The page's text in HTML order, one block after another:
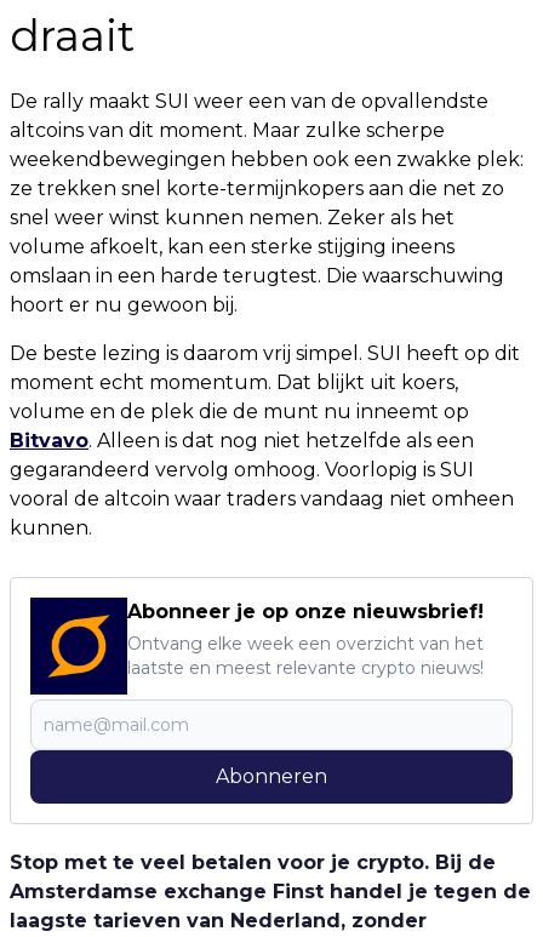
draait
De rally maakt SUI weer een van de opvallendste
altcoins van dit moment. Maar zulke scherpe
weekendbewegingen hebben ook een zwakke plek:
ze trekken snel korte-termijnkopers aan die net zo
snel weer winst kunnen nemen. Zeker als het
volume afkoelt, kan een sterke stijging ineens
omslaan in een harde terugtest. Die waarschuwing
hoort er nu gewoon bij.
De beste lezing is daarom vrij simpel. SUI heeft op dit
moment echt momentum. Dat blijkt uit koers,
volume en de plek die de munt nu inneemt op
Bitvavo. Alleen is dat nog niet hetzelfde als een
gegarandeerd vervolg omhoog. Voorlopig is SUI
vooral de altcoin waar traders vandaag niet omheen
kunnen.
Abonneer je op onze nieuwsbrief!
Ontvang elke week een overzicht van het
laatste en meest relevante crypto nieuws!
Abonneren
Stop met te veel betalen voor je crypto. Bij de
Amsterdamse exchange Finst handel je tegen de
laagste tarieven van Nederland, zonder